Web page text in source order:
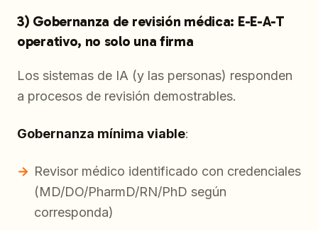
3) Gobernanza de revisión médica: E-E-A-T
operativo, no solo una firma
Los sistemas de IA (y las personas) responden
a procesos de revisión demostrables.
Gobernanza mínima viable:
Revisor médico identificado con credenciales
(MD/DO/PharmD/RN/PhD según
corresponda)